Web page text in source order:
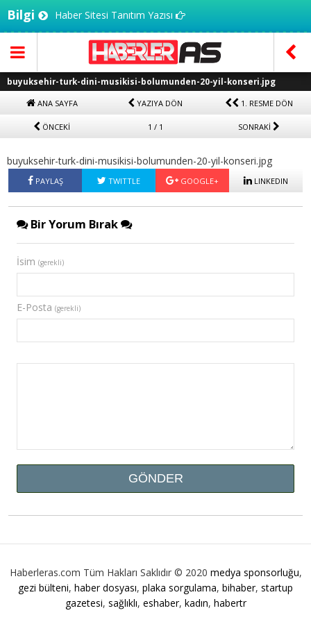
Bilgi Haber Sitesi Tanıtım Yazısı
buyuksehir-turk-dini-musikisi-bolumunden-20-yil-konseri.jpg
ANA SAYFA YAZIYA DÖN 1. RESME DÖN
ÖNCEKİ 1 / 1 SONRAKİ
buyuksehir-turk-dini-musikisi-bolumunden-20-yil-konseri.jpg
PAYLAŞ TWITTLE GOOGLE+ LINKEDIN
Bir Yorum Bırak
İsim (gerekli)
E-Posta (gerekli)
Haberleras.com Tüm Hakları Saklıdır © 2020 medya sponsorluğu,
gezi bülteni, haber dosyası, plaka sorgulama, bihaber, startup
gazetesi, sağlıklı, eshaber, kadın, habertr